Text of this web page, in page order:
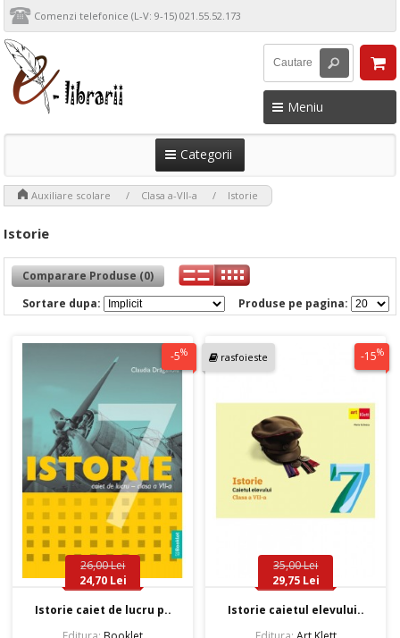
Comenzi telefonice (L-V: 9-15) 021.55.52.173
Meniu
Categorii
Auxiliare scolare Clasa a-VII-a Istorie
Istorie
Comparare Produse (0)
Produse pe pagina:
Sortare dupa:
-5%
26,00 Lei
24,70 Lei
Istorie caiet de lucru p..
rasfoieste -15%
35,00 Lei
29,75 Lei
Istorie caietul elevului..